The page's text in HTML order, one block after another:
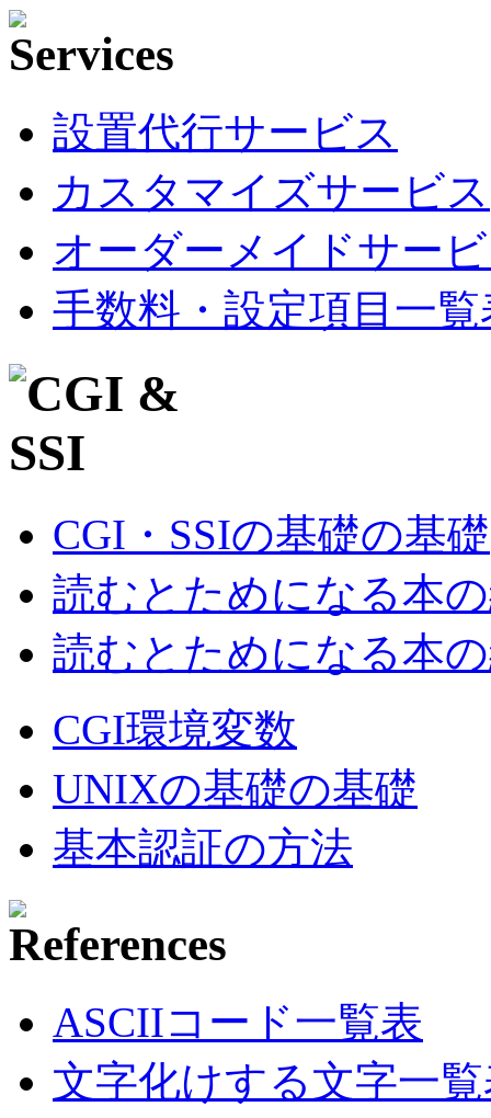
設置代行サービス
カスタマイズサービス
オーダーメイドサー
手数料・設定項目一覧
CGI・SSIの基礎の基礎
読むとためになる本
読むとためになる本
CGI環境変数
UNIXの基礎の基礎
基本認証の方法
ASCIIコード一覧表
文字化けする文字一